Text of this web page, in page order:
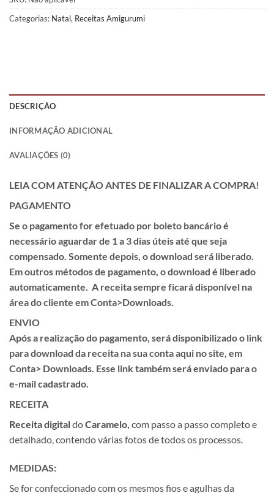
Categorias: Natal, Receitas Amigurumi
DESCRIÇÃO
INFORMAÇÃO ADICIONAL
AVALIAÇÕES (0)
LEIA COM ATENÇÃO ANTES DE FINALIZAR A COMPRA!
PAGAMENTO
Se o pagamento for efetuado por boleto bancário é
necessário aguardar de 1 a 3 dias úteisaté que seja
compensado. Somente depois, o download será liberado.
Em outros métodos de pagamento, o download é liberado
automaticamente. A receita sempre ficará disponível na
área do cliente emConta>Downloads.
ENVIO
Após a realização do pagamento, será disponibilizado o link
para download da receita na sua conta aqui no site, em
Conta> Downloads. Esse link também será enviado para o
e-mail cadastrado.
RECEITA
ReceitadigitaldoCaramelo, com passo a passo completo e
detalhado, contendo várias fotos de todos os processos.
MEDIDAS:
Se for confeccionado com os mesmos fios e agulhas da